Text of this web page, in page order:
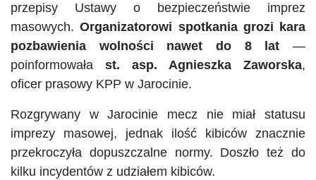
przepisy Ustawy o bezpieczeństwie imprez
masowych.Organizatorowi spotkania grozi kara
pozbawienia wolności nawet do 8 lat —
poinformowała st. asp. Agnieszka Zaworska,
oficer prasowy KPP w Jarocinie.
Rozgrywany w Jarocinie mecz nie miał statusu
imprezy masowej, jednak ilość kibiców znacznie
przekroczyła dopuszczalne normy. Doszło też do
kilku incydentów z udziałem kibiców.